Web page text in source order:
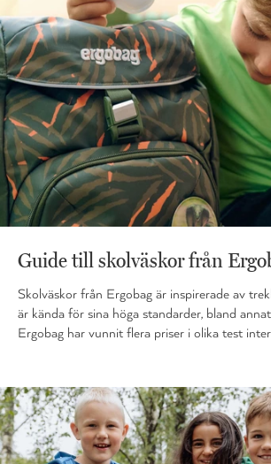
Guide till skolväskor från
Skolväskor från Ergobag är inspirerade av
är kända för sina höga standarder, bland
Ergobag har vunnit flera priser i olika test